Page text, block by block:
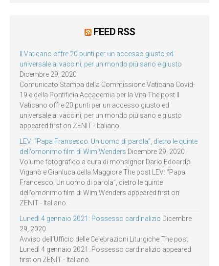
FEED RSS
Il Vaticano offre 20 punti per un accesso giusto ed
universale ai vaccini, per un mondo più sano e giusto
Dicembre 29, 2020
Comunicato Stampa della Commissione Vaticana Covid-
19 e della Pontificia Accademia per la Vita The post Il
Vaticano offre 20 punti per un accesso giusto ed
universale ai vaccini, per un mondo più sano e giusto
appeared first on ZENIT - Italiano.
LEV: “Papa Francesco. Un uomo di parola”, dietro le quinte
dell’omonimo film di Wim Wenders Dicembre 29, 2020
Volume fotografico a cura di monsignor Dario Edoardo
Viganò e Gianluca della Maggiore The post LEV: “Papa
Francesco. Un uomo di parola”, dietro le quinte
dell’omonimo film di Wim Wenders appeared first on
ZENIT - Italiano.
Lunedì 4 gennaio 2021: Possesso cardinalizio Dicembre
29, 2020
Avviso dell’Ufficio delle Celebrazioni Liturgiche The post
Lunedì 4 gennaio 2021: Possesso cardinalizio appeared
first on ZENIT - Italiano.